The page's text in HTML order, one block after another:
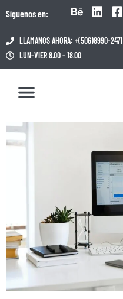
Síguenos en:
LLAMANOS AHORA: +(506)8990-2471
LUN-VIER 8.00 - 18.00